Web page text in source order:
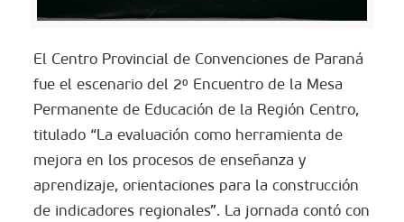
El Centro Provincial de Convenciones de Paraná
fue el escenario del 2º Encuentro de la Mesa
Permanente de Educación de la Región Centro,
titulado “La evaluación como herramienta de
mejora en los procesos de enseñanza y
aprendizaje, orientaciones para la construcción
de indicadores regionales”. La jornada contó con